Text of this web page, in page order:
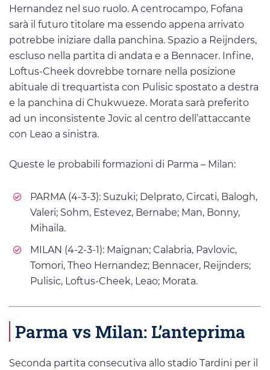
Hernandez nel suo ruolo. A centrocampo, Fofana
sarà il futuro titolare ma essendo appena arrivato
potrebbe iniziare dalla panchina. Spazio a Reijnders,
escluso nella partita di andata e a Bennacer. Infine,
Loftus-Cheek dovrebbe tornare nella posizione
abituale di trequartista con Pulisic spostato a destra
e la panchina di Chukwueze. Morata sarà preferito
ad un inconsistente Jovic al centro dell’attaccante
con Leao a sinistra.
Queste le probabili formazioni di Parma – Milan:
PARMA (4-3-3): Suzuki; Delprato, Circati, Balogh,
Valeri; Sohm, Estevez, Bernabe; Man, Bonny,
Mihaila.
MILAN (4-2-3-1): Maignan; Calabria, Pavlovic,
Tomori, Theo Hernandez; Bennacer, Reijnders;
Pulisic, Loftus-Cheek, Leao; Morata.
Parma vs Milan: L’anteprima
Seconda partita consecutiva allo stadio Tardini per il